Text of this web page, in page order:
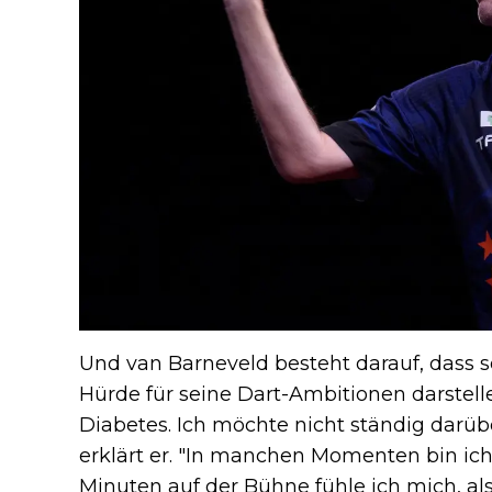
Und van Barneveld besteht darauf, dass
Hürde für seine Dart-Ambitionen
Diabetes. Ich möchte nicht ständig
erklärt er. "In manchen Momenten bin
Minuten auf der Bühne fühle ich mich,